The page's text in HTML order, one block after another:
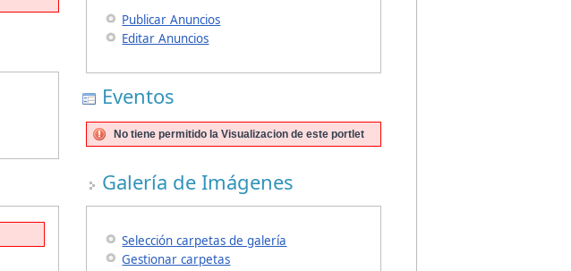
Publicar Anuncios
Editar Anuncios
Eventos
No tiene permitido la Visualizacion de este portlet
Galería de Imágenes
Selección carpetas de galería
Gestionar carpetas